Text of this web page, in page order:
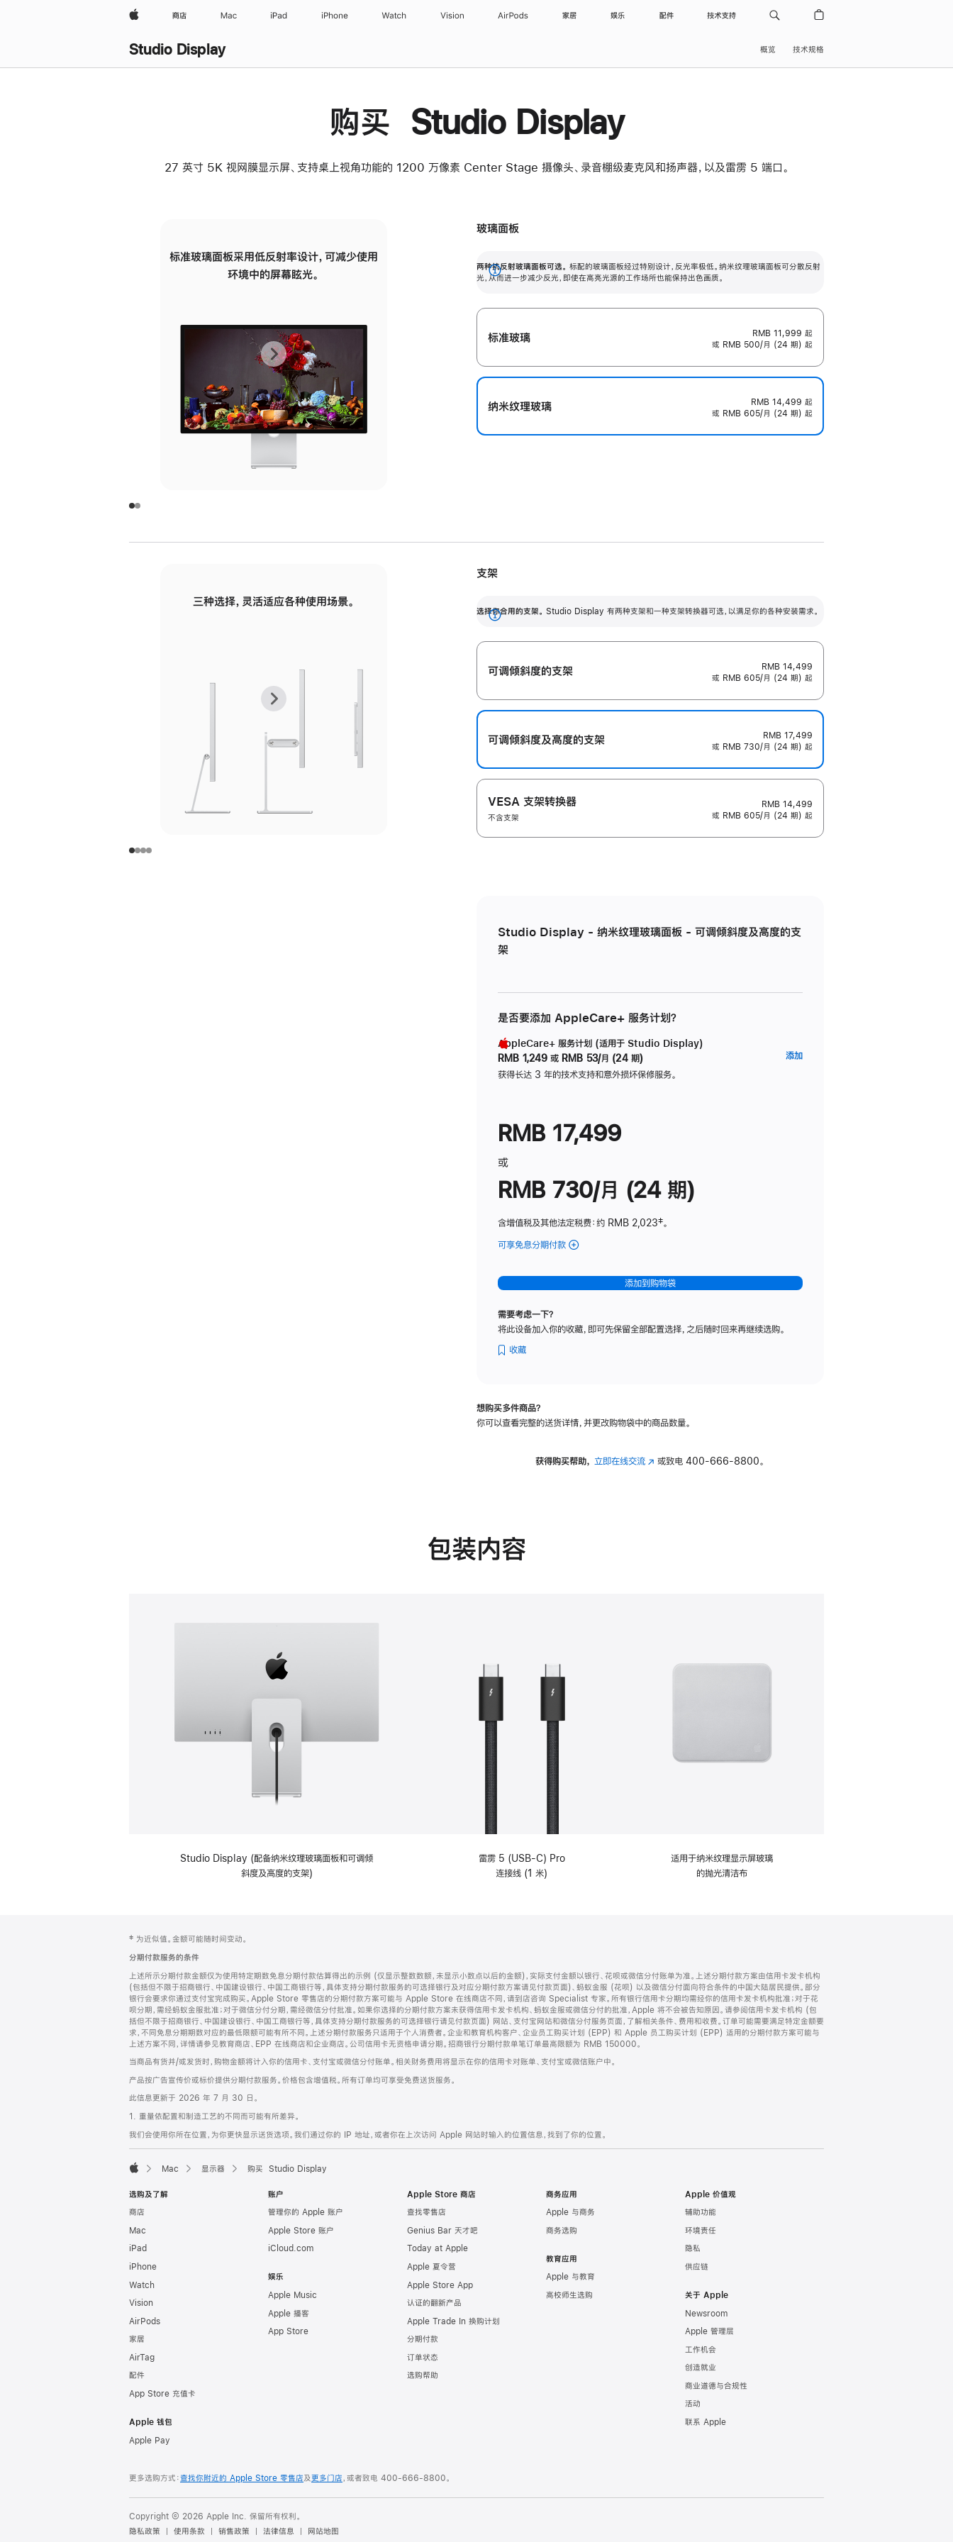
Apple 商店 Mac iPad iPhone Watch Vision AirPods 家居 娱乐 配件 技术支持
Studio Display 概览 技术规格
购买 Studio Display
27 英寸 5K 视网膜显示屏、支持桌上视角功能的 1200 万像素 Center Stage 摄像头、录音棚级麦克风和扬声器，以及雷雳 5 端口。
标准玻璃面板采用低反射率设计，可减少使用
环境中的屏幕眩光。
有高亮光源的场所使用，也能保持出色画质。
上
一
张
图
面
下
一
张
图
面
玻璃面板
两种抗反射玻璃面板可选。 标配的玻璃面板经过特别设计，反光率极低。纳米纹理玻璃面板可分散反射
光，从而进一步减少反光，即使在高亮光源的工作场所也能保持出色画质。
展
标准玻璃 RMB 11,999 起
或 RMB 500/月 (24 期) 起
纳米纹理玻璃 RMB 14,499 起
或 RMB 605/月 (24 期) 起
三种选择，灵活适应各种使用场景。
调节范围。
毫米的高度调节范围。
上
张
下
张
支架
选择你合用的支架。 Studio Display 有两种支架和一种支架转换器可选，以满足你的各种安装需求。
展
开
可调倾斜度的支架
RMB 14,499
或 RMB 605/月 (24 期) 起
可调倾斜度及高‍度的支‍架
RMB 17,499
或 RMB 730/月 (24 期) 起
VESA 支架转换器
不含支架
RMB 14,499
或 RMB 605/月 (24 期) 起
Studio Display - 纳米纹理玻璃面板 - 可调倾斜度及高度的支
架
是否要添加 AppleCare+ 服务计划？
AppleCare+ 服务计划 (适用于 Studio Display)
RMB 1,249 或 RMB 53/月 (24 期)
获得长达 3 年的技术支持和意外损坏保修服务。
添加
RMB 17,499
或
RMB 730/月 (24 期)
含增值税及其他法定税费：约 RMB 2,023脚
‡。
可享免息分期付款 (Studio
-
纳
理
可
斜
添加到购物袋
需要考虑一下？
将此设备加入你的收藏，即可先保留全部配置选择，之后随时回来再继续选购。
收藏
想购买多件商品？
你可以查看完整的送货详情，并更改购物袋中的商品数量。
获得购买帮助， 立即在线交流(在 或致电400-666-8800。
包装内容
Studio Display (配备纳米纹理玻璃面板和可调倾
斜度及高度的支架)
雷雳 5 (USB-C) Pro
连接线 (1 米)
适用于纳米纹理显示屏玻璃
的抛光清洁布
页
脚
注
‡ 为近似值。金额可能随时间变动。
分期付款服务的条件
上述所示分期付款金额仅为使用特定期数免息分期付款估算得出的示例 (仅显示整数数额，未显示小数点以后的金额)，实际支付金额以银行、花呗或微信分付账单为准。上述分期付款方案由信用卡发卡机构
(包括但不限于招商银行、中国建设银行、中国工商银行等，具体支持分期付款服务的可选择银行及对应分期付款方案请见付款页面)、蚂蚁金服 (花呗) 以及微信分付面向符合条件的中国大陆居民提供。部分
银行会要求你通过支付宝完成购买。Apple Store 零售店的分期付款方案可能与 Apple Store 在线商店不同，请到店咨询 Specialist 专家。所有银行信用卡分期均需经你的信用卡发卡机构批准；对于花
呗分期，需经蚂蚁金服批准；对于微信分付分期，需经微信分付批准。如果你选择的分期付款方案未获得信用卡发卡机构、蚂蚁金服或微信分付的批准，Apple 将不会被告知原因。请参阅信用卡发卡机构 (包
括但不限于招商银行、中国建设银行、中国工商银行等，具体支持分期付款服务的可选择银行请见付款页面) 网站、支付宝网站和微信分付服务页面，了解相关条件、费用和收费。订单可能需要满足特定金额要
求，不同免息分期期数对应的最低限额可能有所不同。上述分期付款服务只适用于个人消费者。企业和教育机构客户、企业员工购买计划 (EPP) 和 Apple 员工购买计划 (EPP) 适用的分期付款方案可能与
上述方案不同，详情请参见教育商店、EPP 在线商店和企业商店。公司信用卡无资格申请分期。招商银行分期付款单笔订单最高限额为 RMB 150000。
当商品有货并/或发货时，购物金额将计入你的信用卡、支付宝或微信分付账单。相关财务费用将显示在你的信用卡对账单、支付宝或微信账户中。
产品按广告宣传价或标价提供分期付款服务。价格包含增值税。所有订单均可享受免费送货服务。
此信息更新于 2026 年 7 月 30 日。
1. 重量依配置和制造工艺的不同而可能有所差异。
我们会使用你所在位置，为你更快显示送货选项。我们通过你的 IP 地址，或者你在上次访问 Apple 网站时输入的位置信息，找到了你的位置。
Mac 显示器 购买 Studio Display
选购及了解
商店
Mac
iPad
iPhone
Watch
Vision
AirPods
家居
AirTag
配件
App Store 充值卡
Apple 钱包
Apple Pay
账户
管理你的 Apple 账户
Apple Store 账户
iCloud.com
娱乐
Apple Music
Apple 播客
App Store
Apple Store 商店
查找零售店
Genius Bar 天才吧
Today at Apple
Apple 夏令营
Apple Store App
认证的翻新产品
Apple Trade In 换购计划
分期付款
订单状态
选购帮助
商务应用
Apple 与商务
商务选购
教育应用
Apple 与教育
高校师生选购
Apple 价值观
辅助功能
环境责任
隐私
供应链
关于 Apple
Newsroom
Apple 管理层
工作机会
创造就业
商业道德与合规性
活动
联系 Apple
更多选购方式：查找你附近的 Apple Store 零售店及更多门店，或者致电 400-666-8800。
Copyright © 2026 Apple Inc. 保留所有权利。
隐私政策
使用条款 销售政策 法律信息 网站地图